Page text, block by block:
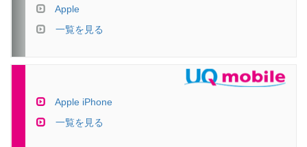
Apple
一覧を見る
Apple iPhone
一覧を見る